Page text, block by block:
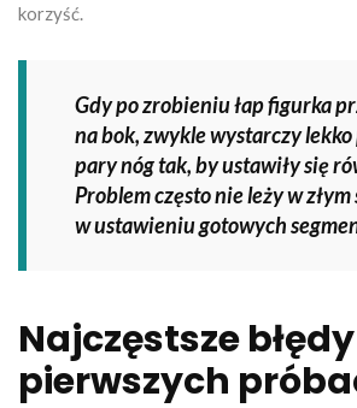
korzyść.
Gdy po zrobieniu łap figurka
na bok, zwykle wystarczy
pary nóg tak, by ustawiły się
Problem często nie leży w
w ustawieniu gotowych
Najczęstsze
pierwszych